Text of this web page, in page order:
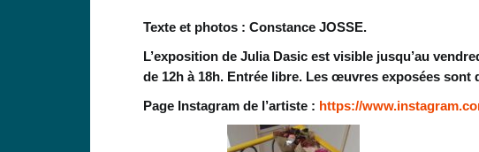
Texte et photos : Constance JOSSE.
L’exposition de Julia Dasic est visible jusqu’au
de 12h à 18h. Entrée libre. Les œuvres exposées sont
Page Instagram de l’artiste : https://